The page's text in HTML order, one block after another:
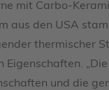
mit Carbo-
aus den USA
thermischer
Eigenschaften.
und die